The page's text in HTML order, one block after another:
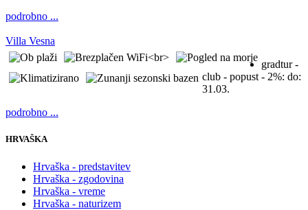
podrobno ...
Villa Vesna
gradtur -
club - popust - 2%: do:
31.03.
podrobno ...
HRVAŠKA
Hrvaška - predstavitev
Hrvaška - zgodovina
Hrvaška - vreme
Hrvaška - naturizem